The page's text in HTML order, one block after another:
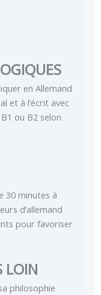
en Allemand
et à l’écrit avec
ou B2 selon
30 minutes à
d’allemand
pour favoriser
LOIN
philosophie